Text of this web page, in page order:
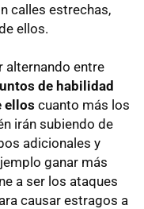
calles estrechas,
ellos.
alternando entre
de habilidad
ellos cuanto más los
irán subiendo de
adicionales y
ganar más
a ser los ataques
causar estragos a